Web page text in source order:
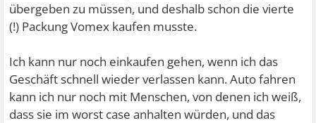
übergeben zu müssen, und deshalb schon die vierte
(!) Packung Vomex kaufen musste.
Ich kann nur noch einkaufen gehen, wenn ich das
Geschäft schnell wieder verlassen kann. Auto fahren
kann ich nur noch mit Menschen, von denen ich weiß,
dass sie im worst case anhalten würden, und das